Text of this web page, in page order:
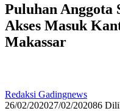
Puluhan Anggota
Akses Masuk
Makassar
Redaksi Gadingnews
26/02/202027/02/202086